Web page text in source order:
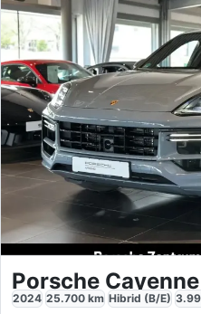
Porsche
2024 25.700 km Hibrid (B/E)